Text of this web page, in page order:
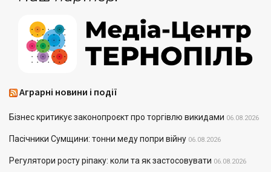
Аграрні новини і події
Бізнес критикує законопроєкт про торгівлю викидами 06.08.2026
Пасічники Сумщини: тонни меду попри війну 06.08.2026
Регулятори росту ріпаку: коли та як застосовувати 06.08.2026